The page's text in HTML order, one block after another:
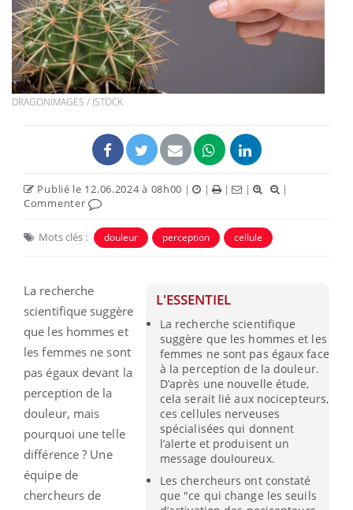
DRAGONIMAGES / ISTOCK
Publié le 12.06.2024 à 08h00 | | | |
|
Commenter
Mots clés : douleur perception cellule
L'ESSENTIEL
La recherche scientifique
suggère que les hommes et les
femmes ne sont pas égaux face
à la perception de la douleur.
D’après une nouvelle étude,
cela serait lié aux nocicepteurs,
ces cellules nerveuses
spécialisées qui donnent
l’alerte et produisent un
message douloureux.
Les chercheurs ont constaté
que "ce qui change les seuils
La recherche
scientifique suggère
que les hommes et
les femmes ne sont
pas égaux devant la
perception de la
douleur, mais
pourquoi une telle
différence ? Une
équipe de
chercheurs de